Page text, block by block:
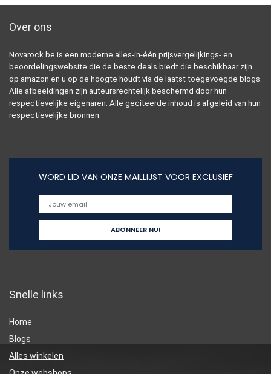
Over ons
Novarock.be is een moderne alles-in-één prijsvergelijkings- en
beoordelingswebsite die de beste deals biedt die beschikbaar zijn
op amazon en u op de hoogte houdt via de laatst toegevoegde blogs.
Alle afbeeldingen zijn auteursrechtelijk beschermd door hun
respectievelijke eigenaren. Alle geciteerde inhoud is afgeleid van hun
respectievelijke bronnen.
WORD LID VAN ONZE MAILLIJST VOOR EXCLUSIEF
Snelle links
Home
Blogs
Alles winkelen